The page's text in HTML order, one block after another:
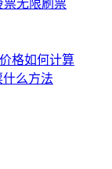
票无限刷票
格如何计算
么方法